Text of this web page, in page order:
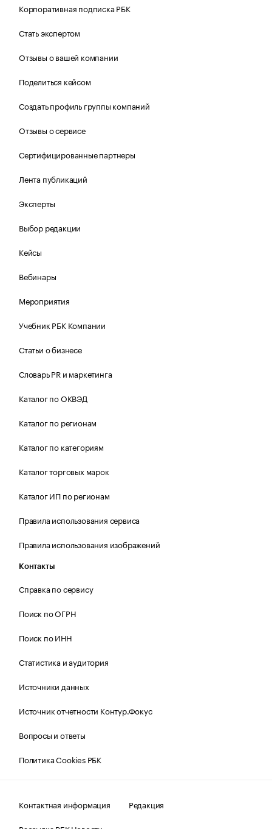
Корпоративная подписка РБК
Стать экспертом
Отзывы о вашей компании
Поделиться кейсом
Создать профиль группы компаний
Отзывы о сервисе
Сертифицированные партнеры
Лента публикаций
Эксперты
Выбор редакции
Кейсы
Вебинары
Мероприятия
Учебник РБК Компании
Статьи о бизнесе
Словарь PR и маркетинга
Каталог по ОКВЭД
Каталог по регионам
Каталог по категориям
Каталог торговых марок
Каталог ИП по регионам
Правила использования сервиса
Правила использования изображений
Контакты
Справка по сервису
Поиск по ОГРН
Поиск по ИНН
Статистика и аудитория
Источники данных
Источник отчетности Контур.Фокус
Вопросы и ответы
Политика Cookies РБК
Контактная информация
Редакция